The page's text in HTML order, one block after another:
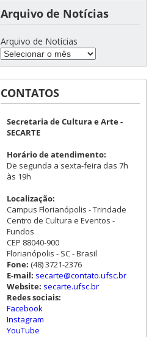
Arquivo de Notícias
Arquivo de Notícias
CONTATOS
Secretaria de Cultura e Arte -
SECARTE
Horário de atendimento:
De segunda a sexta-feira das 7h
às 19h
Localização:
Campus Florianópolis - Trindade
Centro de Cultura e Eventos -
Fundos
CEP 88040-900
Florianópolis - SC - Brasil
Fone: (48) 3721-2376
E-mail: secarte@contato.ufsc.br
Website: secarte.ufsc.br
Redes sociais:
Facebook
Instagram
YouTube